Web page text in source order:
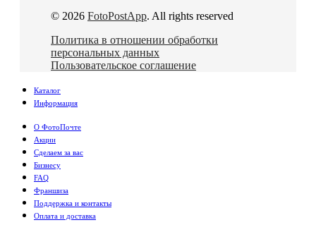
© 2026 FotoPostApp. All rights reserved
Политика в отношении обработки
персональных данных
Пользовательское соглашение
Каталог
Информация
О ФотоПочте
Акции
Сделаем за вас
Бизнесу
FAQ
Франшиза
Поддержка и контакты
Оплата и доставка